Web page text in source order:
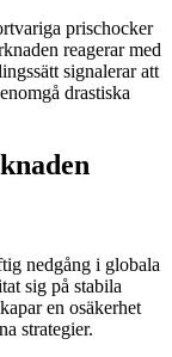
prischocker
reagerar med
signalerar att
drastiska
nedgång i globala
sig på stabila
en osäkerhet
strategier.